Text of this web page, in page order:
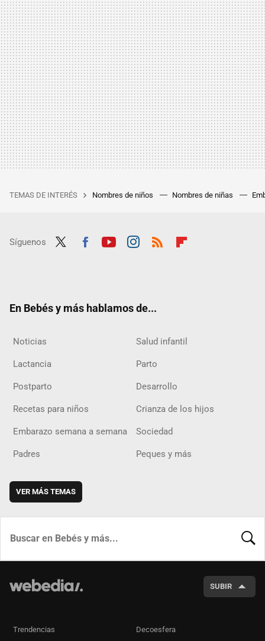
TEMAS DE INTERÉS Nombres de niños Nombres de niñas
Síguenos
En Bebés y más hablamos de...
Noticias Salud infantil
Lactancia Parto
Postparto Desarrollo
Recetas para niños Crianza de los hijos
Embarazo semana a semana Sociedad
Padres Peques y más
VER MÁS TEMAS
SUBIR
Trendencias Decoesfera